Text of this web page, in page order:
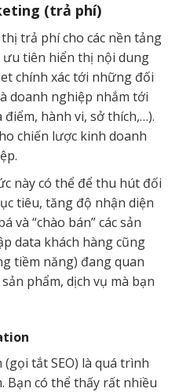
(trả phí)
trả phí cho các nền tảng
ưu tiên hiển thị nội dung
chính xác tới những đối
doanh nghiệp nhắm tới
hành vi, sở thích,…).
chiến lược kinh doanh
này có thể để thu hút đối
tiêu, tăng độ nhận diện
và “chào bán” các sản
data khách hàng cũng
tiềm năng) đang quan
phẩm, dịch vụ mà bạn
tắt SEO) là quá trình
Bạn có thể thấy rất nhiều